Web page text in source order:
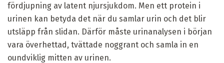
fördjupning av latent njursjukdom. Men ett protein i
urinen kan betyda det när du samlar urin och det blir
utsläpp från slidan. Därför måste urinanalysen i början
vara överhettad, tvättade noggrant och samla in en
oundviklig mitten av urinen.